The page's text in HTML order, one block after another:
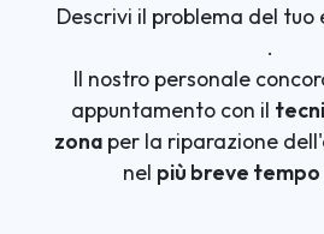
Descrivi il problema del
.
Il nostro personale
appuntamento con il
zona per la riparazione
nel più breve tempo